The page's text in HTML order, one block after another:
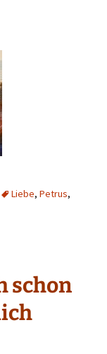
Liebe, Petrus,
schon